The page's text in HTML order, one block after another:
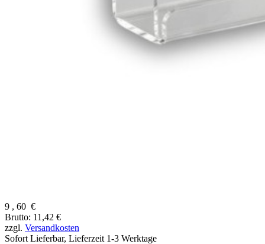
9 , 60 €
Brutto: 11,42 €
zzgl. Versandkosten
Sofort Lieferbar, Lieferzeit 1-3 Werktage